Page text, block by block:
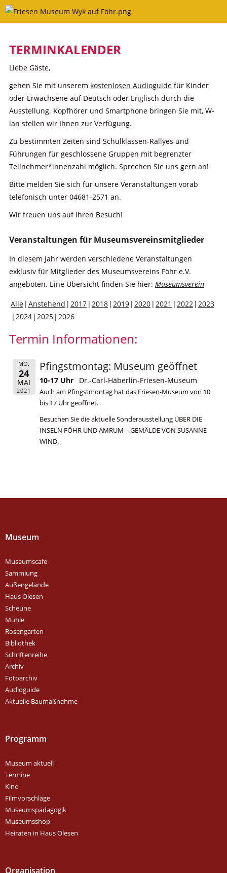
Skip
TERMINKALENDER
Liebe Gäste,
gehen Sie mit unserem kostenlosen Audioguidefür Kinder
oder Erwachsene auf Deutsch oder Englisch durch die
Ausstellung. Kopfhörer und Smartphone bringen Sie mit, W-
lan stellen wir Ihnen zur Verfügung.
Zu bestimmten Zeiten sind Schulklassen-Rallyes und
Führungen für geschlossene Gruppen mit begrenzter
Teilnehmer*innenzahl möglich. Sprechen Sie uns gern an!
Bitte melden Sie sich für unsere Veranstaltungen vorab
telefonisch unter 04681-2571 an.
Wir freuen uns auf Ihren Besuch!
Veranstaltungen für Museumsvereinsmitglieder
In diesem Jahr werden verschiedene Veranstaltungen
exklusiv für Mitglieder des Museumsvereins Föhr e.V.
angeboten. Eine Übersicht finden Sie hier: Museumsverein
Alle Anstehend 2017 2018 2019 2020 2021 2022
2023
2024 2025 2026
Termin Informationen:
MO.
24
MAI
2021
Pfingstmontag: Museum geöffnet
10-17 Uhr Dr.-Carl-Häberlin-Friesen-Museum
Auch am Pfingstmontag hat das Friesen-Museum von 10
bis 17 Uhr geöffnet.
Besuchen Sie die aktuelle Sonderausstellung ÜBER DIE
INSELN FÖHR UND AMRUM – GEMÄLDE VON SUSANNE
WIND.
Museum
Museumscafe
Sammlung
Außengelände
Haus Olesen
Scheune
Mühle
Rosengarten
Bibliothek
Schriftenreihe
Archiv
Fotoarchiv
Audioguide
Aktuelle Baumaßnahme
Programm
Museum aktuell
Termine
Kino
Filmvorschläge
Museumspädagogik
Museumsshop
Heiraten in Haus Olesen
Organisation